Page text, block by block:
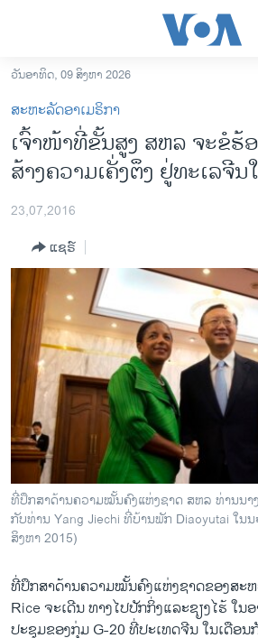
ເຂົ້າ
ຫາ
ຂ້າມ
ຂ້າມ
ຂ້າມ
ຫາ
ລາວ
ອາເມຣິກາ
ການເລືອກຕັ້ງ ປະທານາທີບໍດີ ສະຫະລັດ 2024
ຂ່າວ​ຈີນ
ໂລກ
ເອເຊຍ
ອິດສະຫຼະພາບດ້ານການຂ່າວ
ຊີວິດຊາວລາວ
ຊຸມຊົນຊາວລາວ
ວິທະຍາສາດ-ເທັກໂນໂລຈີ
ທຸລະກິດ
ພາສາອັງກິດ
ວີດີໂອ
ສຽງ
ລາຍການກະຈາຍສຽງ
ລາຍງານ
ຕິດຕາມພວກເຮົາ ທີ່
ວັນອາທິດ, 09 ສິງຫາ 2026
ສະຫະລັດອາເມຣິກາ
ເຈົ້າໜ້າທີ່ຂັ້ນສູງ ສຫລ ຈະຂໍຮ້
ສ້າງຄວາມເຄັ່ງຕຶງ ຢູ່ທະເລຈີນ
23,07,2016
ແຊຣ໌
ທີ່ປຶກສາດ້ານຄວາມໝັ້ນຄົງແຫ່ງຊາດ ສຫລ ທ່ານນາ
ກັບທ່ານ Yang Jiechi ທີ່ບ້ານພັກ Diaoyutai ໃນ
ສິງຫາ 2015)
ທີ່​ປຶກສາ​ດ້ານ​ຄວາມ​ໝັ້ນຄົງ​ແຫ່ງ​ຊາດ​ຂອງ​ສະ
Rice ຈະ​ເດີນ ທາງ​ໄປ​ປັກ​ກິ່ງ​ແລະ​ຊຽງ​ໄຮ້ ​ໃ
ປ​ະຊຸມ​ຂອງກຸ່ມ G-20 ທີ່​ປະ​ເທດ​ຈີນ ​ໃນ​ເດືອນ​